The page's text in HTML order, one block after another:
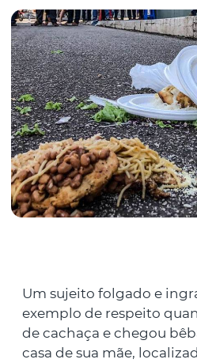
Um sujeito folgado e
exemplo de respeito
de cachaça e chegou
casa de sua mãe,